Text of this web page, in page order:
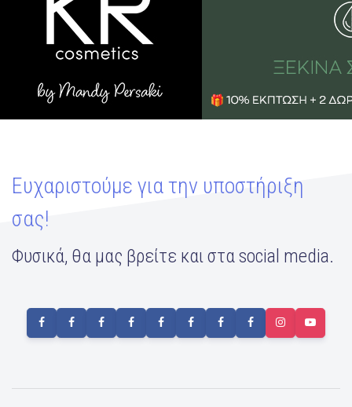
Ευχαριστούμε για την υποστήριξη
σας!
Φυσικά, θα μας βρείτε και στα social media.